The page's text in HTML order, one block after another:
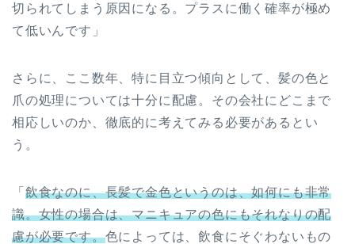
切られてしまう原因になる。プラスに働く確率が極め
て低いんです」
さらに、ここ数年、特に目立つ傾向として、髪の色と
爪の処理については十分に配慮。その会社にどこまで
相応しいのか、徹底的に考えてみる必要があるとい
う。
「 飲食なのに、長髪で金色というのは、如何にも非常
識。女性の場合は、マニキュアの色にもそれなりの配
慮が必要です。色によっては、飲食にそぐわないもの